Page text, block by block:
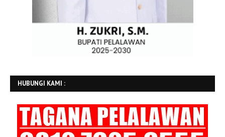
HUBUNGI KAMI :